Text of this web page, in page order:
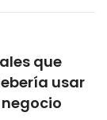
que
usar